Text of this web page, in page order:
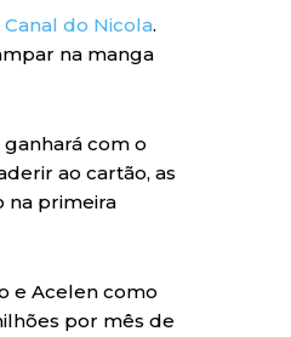
Canal do Nicola.
na manga
com o
ao cartão, as
na primeira
e Acelen como
por mês de